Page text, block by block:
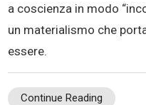
a coscienza in modo
un materialismo che
essere.
Continue Reading